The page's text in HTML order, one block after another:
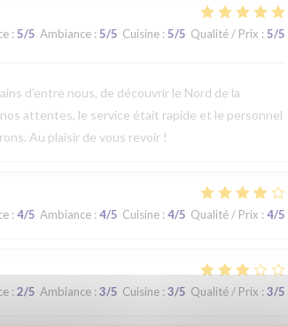
: 5/5 Ambiance: 5/5 Cuisine: 5/5 Qualité / Prix : 5/5
d’entre nous, de découvrir le Nord de la
attentes, le service était rapide et le personnel
Au plaisir de vous revoir !
: 4/5 Ambiance: 4/5 Cuisine: 4/5 Qualité / Prix : 4/5
: 2/5 Ambiance: 3/5 Cuisine: 3/5 Qualité / Prix : 3/5